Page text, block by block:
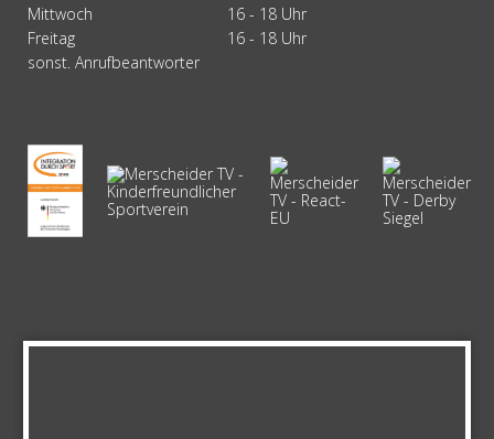
Mittwoch
16 - 18 Uhr
Freitag
16 - 18 Uhr
sonst. Anrufbeantworter